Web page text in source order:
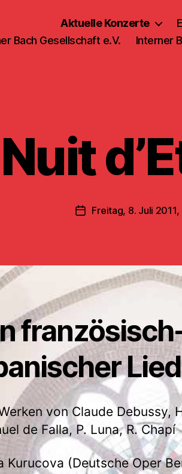
Aktuelle Konzerte
Bach Gesellschaft e.V.
Interner
Freitag, 8. Juli 2011,
von Claude Debussy,
de Falla, P. Luna, R. Chapí
Kurucova (Deutsche Oper